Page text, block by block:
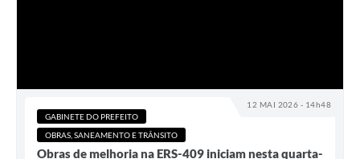
12 MAI 2026 - 14h48
GABINETE DO PREFEITO
OBRAS, SANEAMENTO E TRÂNSITO
Obras de melhoria na ERS-409 iniciam nesta quarta-